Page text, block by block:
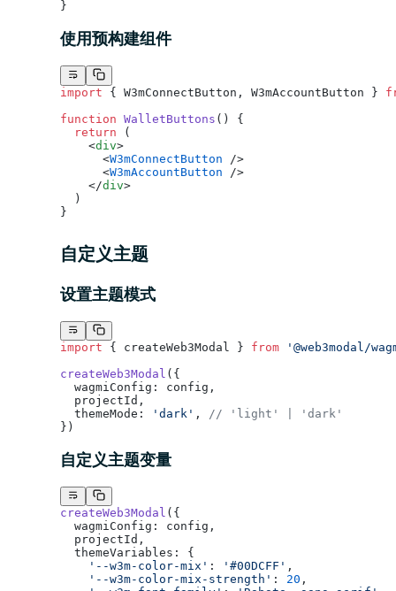
}
使用预构建组件
import { W3mConnectButton, W3mAccountButton }
function WalletButtons () {
  return
(
    <
div>
      <
W3mConnectButton />
      <
W3mAccountButton />
    </
div>
  )
}
自定义主题
设置主题模式
import { createWeb3Modal } from '@web3modal/
createWeb3Modal ({
  wagmiConfig: config,
  projectId,
  themeMode:
'dark' ,
// 'light' | 'dark'
})
自定义主题变量
createWeb3Modal ({
  wagmiConfig: config,
  projectId,
  themeVariables: {
    '--w3m-color-mix'
: '#00DCFF' ,
    '--w3m-color-mix-strength'
: 20 ,